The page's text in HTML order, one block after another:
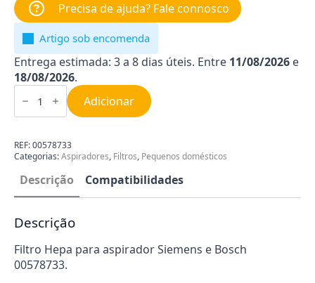
Precisa de ajuda? Fale connosco
Artigo sob encomenda
Entrega estimada: 3 a 8 dias úteis. Entre 11/08/2026 e
18/08/2026.
Quantidade
de
Hepa
Aspirador
Bosch
Siemens
00578733
Adicionar
REF:00578733
Categorias:Aspiradores, Filtros, Pequenos domésticos
Descrição Compatibilidades
Descrição
Filtro Hepa para aspirador Siemens e Bosch
00578733.